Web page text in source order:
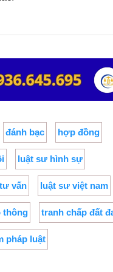
đánh bạc hợp đồng
luật sư hình sự
vấn luật sư việt nam
thông tranh chấp đất
pháp luật